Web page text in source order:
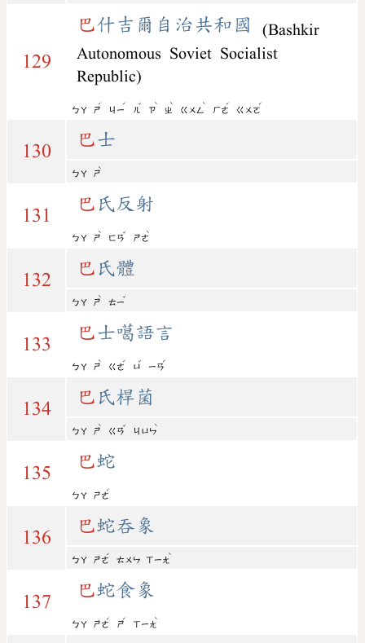
129
巴什吉爾自治共和國
(Bashkir
Autonomous Soviet Socialist
Republic)
ㄅㄚ ㄕ
ˊ
ㄐㄧ
ˊ
ㄦ
ˇ
ㄗ
ˋ
ㄓ
ˋ
ㄍㄨㄥ
ˋ
ㄏㄜ
ˊ
ㄍㄨㄛ
ˊ
130
巴士
ㄅㄚ ㄕ
ˋ
131
巴 氏反射
ㄅㄚ ㄕ
ˋ
ㄈㄢ
ˇ
ㄕㄜ
ˋ
132
巴 氏體
ㄅㄚ ㄕ
ˋ
ㄊㄧ
ˇ
133
巴士噶語言
ㄅㄚ ㄕ
ˋ
ㄍㄜ
ˊ
ㄩ
ˇ
ㄧㄢ
ˊ
134
巴 氏桿菌
ㄅㄚ ㄕ
ˋ
ㄍㄢ
ˇ
ㄐㄩㄣ
ˋ
135
巴蛇
ㄅㄚ ㄕㄜ
ˊ
136
巴蛇吞象
ㄅㄚ ㄕㄜ
ˊ
ㄊㄨㄣ ㄒㄧㄤ
ˋ
137
巴蛇食象
ㄅㄚ ㄕㄜ
ˊ
ㄕ
ˊ
ㄒㄧㄤ
ˋ